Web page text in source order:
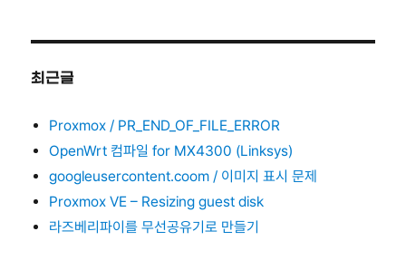
최근글
Proxmox / PR_END_OF_FILE_ERROR
OpenWrt 컴파일 for MX4300 (Linksys)
googleusercontent.coom / 이미지 표시 문제
Proxmox VE – Resizing guest disk
라즈베리파이를 무선공유기로 만들기